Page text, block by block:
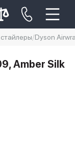
Dyson
Amber Silk